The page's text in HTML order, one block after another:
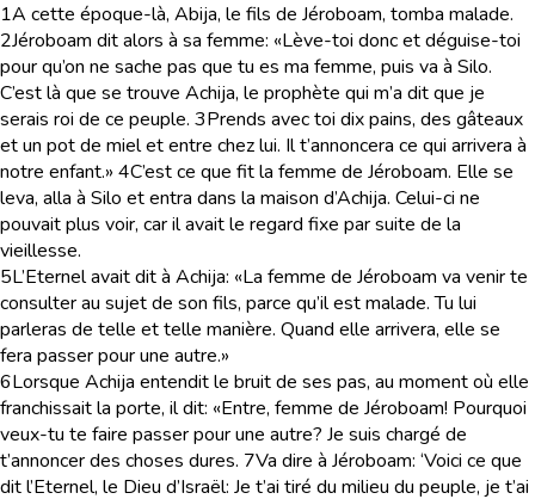
1A cette époque-là, Abija, le fils de Jéroboam, tomba malade.
2Jéroboam dit alors à sa femme: «Lève-toi donc et déguise-toi
pour qu’on ne sache pas que tu es ma femme, puis va à Silo.
C’est là que se trouve Achija, le prophète qui m’a dit que je
serais roi de ce peuple. 3Prends avec toi dix pains, des gâteaux
et un pot de miel et entre chez lui. Il t’annoncera ce qui arrivera à
notre enfant.» 4C’est ce que fit la femme de Jéroboam. Elle se
leva, alla à Silo et entra dans la maison d’Achija. Celui-ci ne
pouvait plus voir, car il avait le regard fixe par suite de la
vieillesse.
5L’Eternel avait dit à Achija: «La femme de Jéroboam va venir te
consulter au sujet de son fils, parce qu’il est malade. Tu lui
parleras de telle et telle manière. Quand elle arrivera, elle se
fera passer pour une autre.»
6Lorsque Achija entendit le bruit de ses pas, au moment où elle
franchissait la porte, il dit: «Entre, femme de Jéroboam! Pourquoi
veux-tu te faire passer pour une autre? Je suis chargé de
t’annoncer des choses dures. 7Va dire à Jéroboam: ‘Voici ce que
dit l’Eternel, le Dieu d’Israël: Je t’ai tiré du milieu du peuple, je t’ai